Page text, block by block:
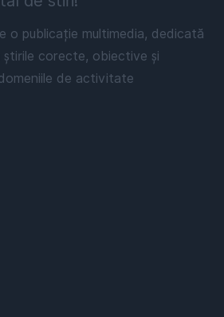
o publicație multimedia, dedicată
corecte, obiective și
de activitate